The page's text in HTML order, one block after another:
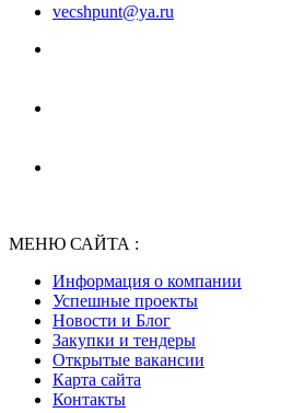
vecshpunt@ya.ru
МЕНЮ САЙТА :
Информация о компании
Успешные проекты
Новости и Блог
Закупки и тендеры
Открытые вакансии
Карта сайта
Контакты